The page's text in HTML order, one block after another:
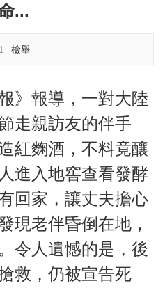
...
檢舉
》報導，一對大陸
走親訪友的伴手
紅麴酒，不料竟釀
進入地窖查看發酵
回家，讓丈夫擔心
現老伴昏倒在地，
令人遺憾的是，後
救，仍被宣告死